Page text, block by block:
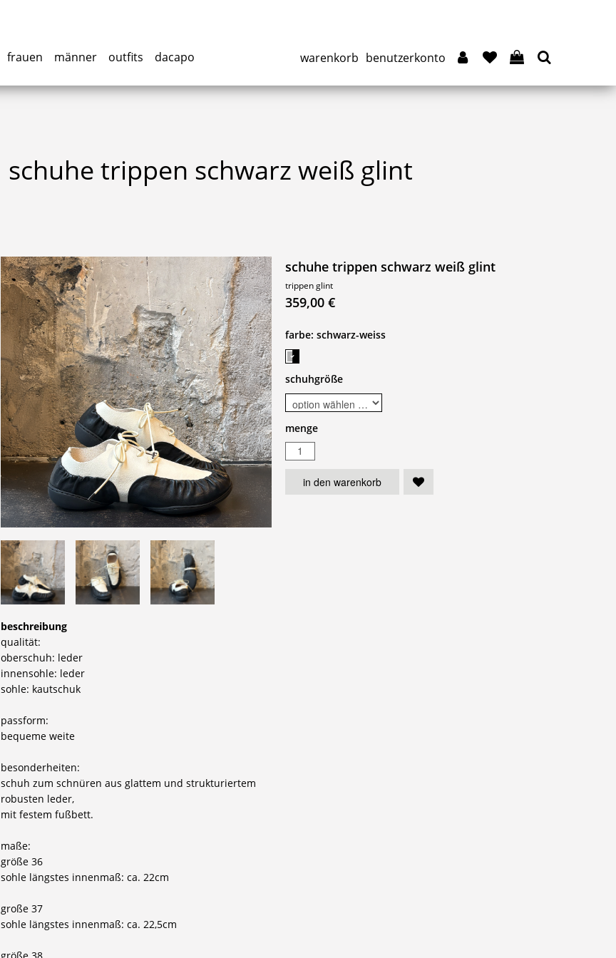
frauen männer outfits dacapo benutzerkonto
warenkorb
schuhe trippen schwarz weiß glint
beschreibung
qualität:
oberschuh: leder
innensohle: leder
sohle: kautschuk
passform:
bequeme weite
besonderheiten:
schuh zum schnüren aus glattem und strukturiertem
robusten leder,
mit festem fußbett.
maße:
größe 36
sohle längstes innenmaß: ca. 22cm
große 37
sohle längstes innenmaß: ca. 22,5cm
schuhe trippen schwarz weiß glint
trippen glint
359,00 €
farbe: schwarz-weiss
schuhgröße
menge
in den warenkorb